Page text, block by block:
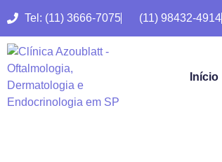
Tel: (11) 3666-7075 (11) 98432-4914
Início